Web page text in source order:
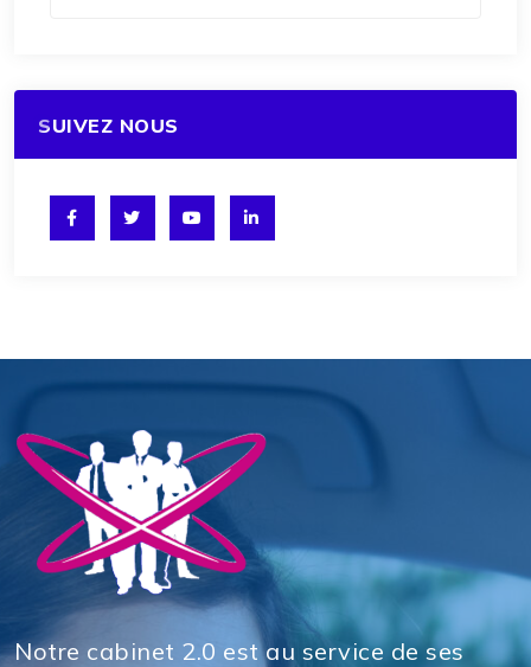
SUIVEZ NOUS
Notre cabinet 2.0 est au service de ses